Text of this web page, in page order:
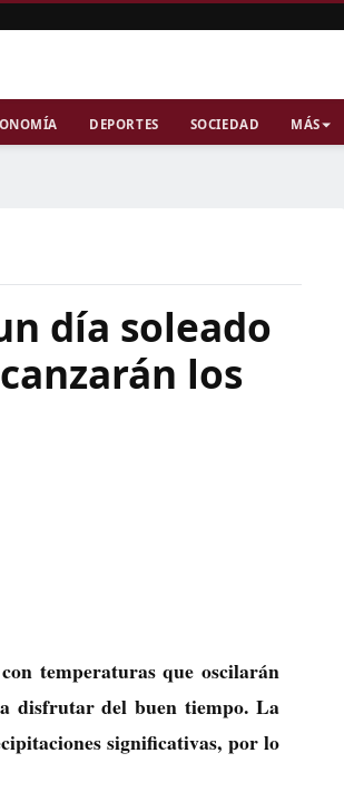
DEPORTES SOCIEDAD MÁS
día soleado
los
temperaturas que oscilarán
disfrutar del buen tiempo. La
significativas, por lo